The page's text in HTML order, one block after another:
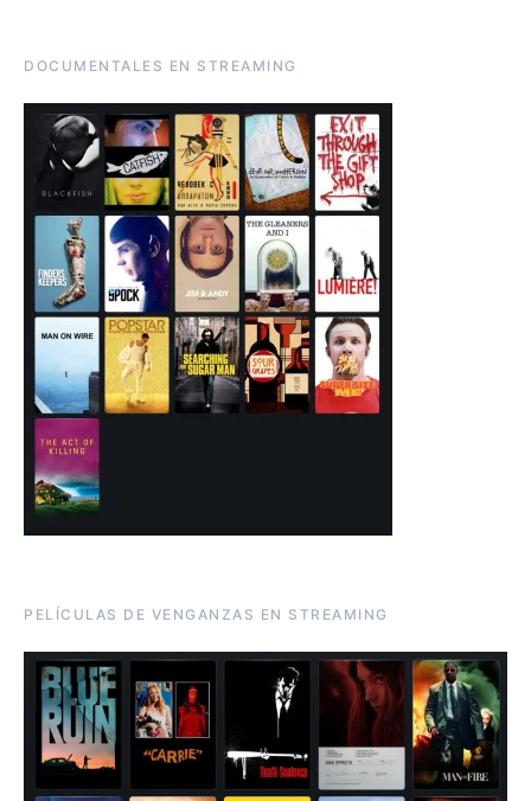
DOCUMENTALES EN STREAMING
PELÍCULAS DE VENGANZAS EN STREAMING